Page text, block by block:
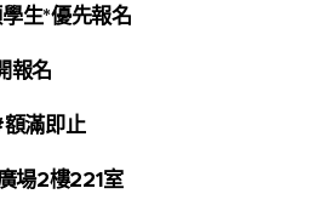
生*優先報名
報名
滿即止
場2樓221室